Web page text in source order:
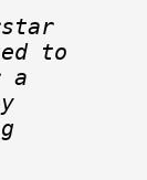
to
a